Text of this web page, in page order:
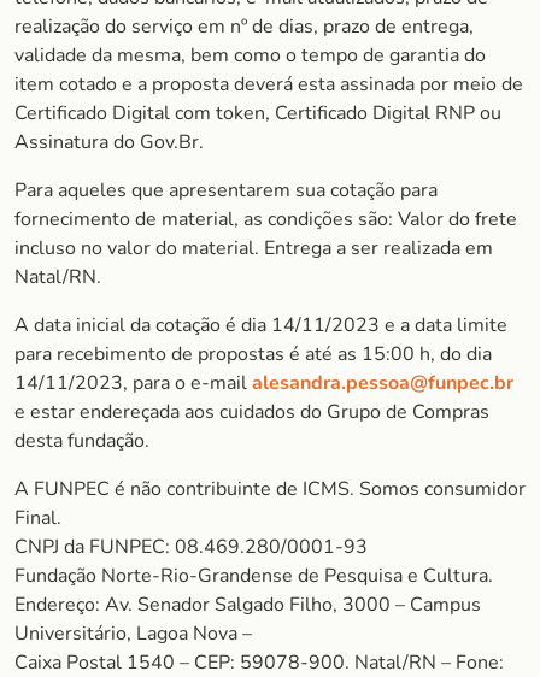
realização do serviço em nº de dias, prazo de entrega,
validade da mesma, bem como o tempo de garantia do
item cotado e a proposta deverá esta assinada por meio de
Certificado Digital com token, Certificado Digital RNP ou
Assinatura do Gov.Br.
Para aqueles que apresentarem sua cotação para
fornecimento de material, as condições são: Valor do frete
incluso no valor do material. Entrega a ser realizada em
Natal/RN.
A data inicial da cotação é dia 14/11/2023 e a data limite
para recebimento de propostas é até as 15:00 h, do dia
14/11/2023, para o e-mailalesandra.pessoa@funpec.br
e estar endereçada aos cuidados do Grupo de Compras
desta fundação.
A FUNPEC é não contribuinte de ICMS. Somos consumidor
Final.
CNPJ da FUNPEC: 08.469.280/0001-93
Fundação Norte-Rio-Grandense de Pesquisa e Cultura.
Endereço: Av. Senador Salgado Filho, 3000 – Campus
Universitário, Lagoa Nova –
Caixa Postal 1540 – CEP: 59078-900. Natal/RN – Fone: